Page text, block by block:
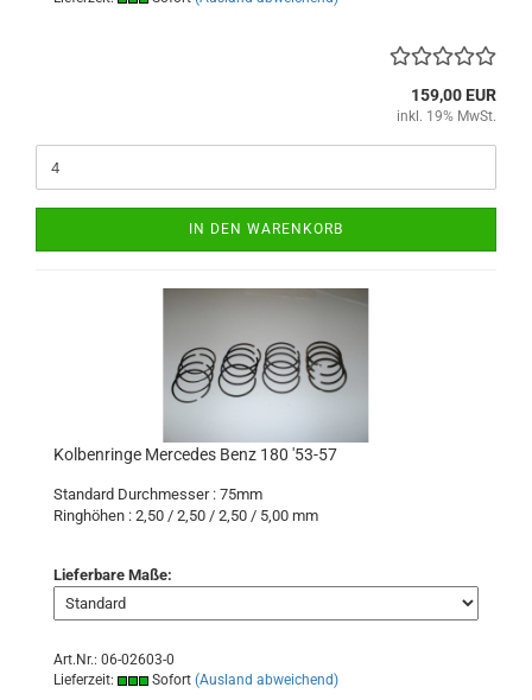
159,00 EUR
inkl. 19% MwSt.
IN DEN WARENKORB
Kolbenringe Mercedes Benz 180 '53-57
Standard Durchmesser : 75mm
Ringhöhen : 2,50 / 2,50 / 2,50 / 5,00 mm
Lieferbare Maße:
Art.Nr.: 06-02603-0
Lieferzeit:
Sofort (Ausland abweichend)